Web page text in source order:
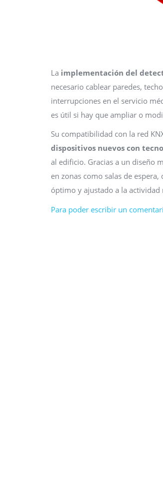
La implementación del
necesario cablear paredes,
interrupciones en el servicio
es útil si hay que ampliar o
Su compatibilidad con la red
dispositivos nuevos con
al edificio. Gracias a un diseño
en zonas como salas de
óptimo y ajustado a la actividad
Para poder escribir un